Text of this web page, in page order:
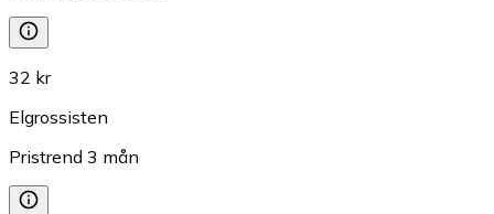
32 kr
Elgrossisten
Pristrend 3 mån